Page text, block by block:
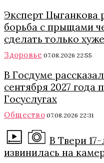
Эксперт Цыганкова
борьба с прыщами
сделать только хуже
Здоровье 07.08.2026 22:55
В Госдуме
сентября 2027
Госуслугах
Общество 07.08.2026 22:31
В Твери
извинилась на